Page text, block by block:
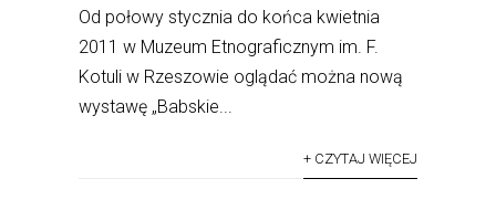
Od połowy stycznia do końca kwietnia
2011 w Muzeum Etnograficznym im. F.
Kotuli w Rzeszowie oglądać można nową
wystawę „Babskie...
+ CZYTAJ WIĘCEJ